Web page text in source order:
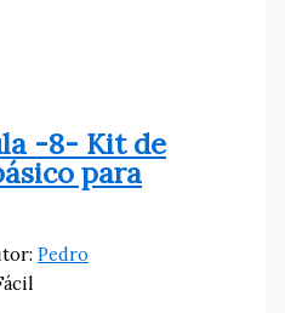
-8- Kit de
para
Pedro